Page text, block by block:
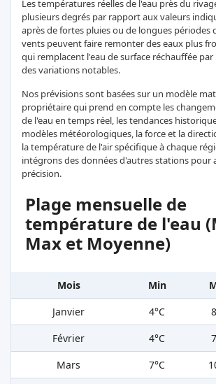
Les températures réelles de l'eau près du
plusieurs degrés par rapport aux valeurs
après de fortes pluies ou de longues périodes
vents peuvent faire remonter des eaux plus
qui remplacent l'eau de surface réchauffée
des variations notables.
Nos prévisions sont basées sur un modèle
propriétaire qui prend en compte les
de l'eau en temps réel, les tendances
modèles météorologiques, la force et la
la température de l'air spécifique à chaque
intégrons des données d'autres stations pour
précision.
Plage mensuelle de
température de l'eau
Max et Moyenne)
Mois Min
Janvier
4°C
Février
4°C
Mars
7°C